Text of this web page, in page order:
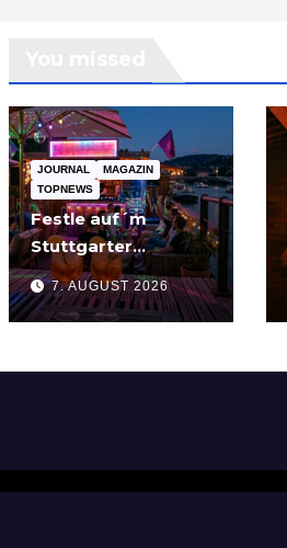
JOURNAL
MAGAZIN
TOPNEWS
Festle auf´m
Stuttgarter
Partyschiff: „Tier
am Pier“
7. AUGUST 2026